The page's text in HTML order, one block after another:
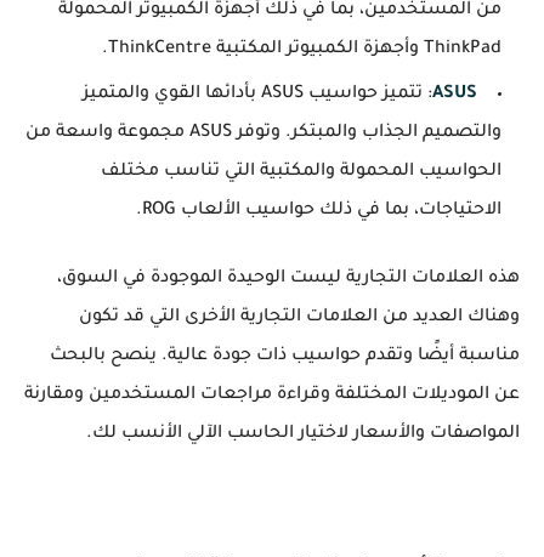
من المستخدمين، بما في ذلك أجهزة الكمبيوتر المحمولة
ThinkPad وأجهزة الكمبيوتر المكتبية ThinkCentre.
ASUS
: تتميز حواسيب ASUS بأدائها القوي والمتميز
والتصميم الجذاب والمبتكر. وتوفر ASUS مجموعة واسعة من
الحواسيب المحمولة والمكتبية التي تناسب مختلف
الاحتياجات، بما في ذلك حواسيب الألعاب ROG.
هذه العلامات التجارية ليست الوحيدة الموجودة في السوق،
وهناك العديد من العلامات التجارية الأخرى التي قد تكون
مناسبة أيضًا وتقدم حواسيب ذات جودة عالية. ينصح بالبحث
عن الموديلات المختلفة وقراءة مراجعات المستخدمين ومقارنة
المواصفات والأسعار لاختيار الحاسب الآلي الأنسب لك.